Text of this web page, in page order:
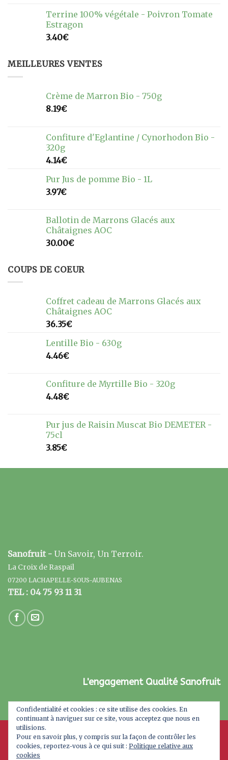
Terrine 100% végétale - Poivron Tomate
Estragon
3.40€
MEILLEURES VENTES
Crème de Marron Bio - 750g
8.19€
Confiture d'Eglantine / Cynorhodon Bio -
320g
4.14€
Pur Jus de pomme Bio - 1L
3.97€
Ballotin de Marrons Glacés aux
Châtaignes AOC
30.00€
COUPS DE COEUR
Coffret cadeau de Marrons Glacés aux
Châtaignes AOC
36.35€
Lentille Bio - 630g
4.46€
Confiture de Myrtille Bio - 320g
4.48€
Pur jus de Raisin Muscat Bio DEMETER -
75cl
3.85€
Sanofruit - Un Savoir, Un Terroir.
La Croix de Raspail
07200 LACHAPELLE-SOUS-AUBENAS
TEL : 04 75 93 11 31
L'engagement Qualité Sanofruit
A PROPOS
Confidentialité et cookies : ce site utilise des cookies. En
continuant à naviguer sur ce site, vous acceptez que nous en
utilisions.
Pour en savoir plus, y compris sur la façon de contrôler les
cookies, reportez-vous à ce qui suit : Politique relative aux
cookies